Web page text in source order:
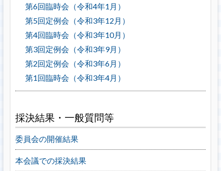
第6回臨時会（令和4年1月）
第5回定例会（令和3年12月）
第4回臨時会（令和3年10月）
第3回定例会（令和3年9月）
第2回定例会（令和3年6月）
第1回臨時会（令和3年4月）
採決結果・一般質問等
委員会の開催結果
本会議での採決結果